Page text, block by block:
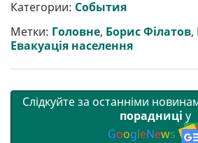
р
и
т
и
b
o
o
k
t
e
r
l
a
m
p
p
Категории: События
Метки: Головне, Борис Філатов,
Евакуація населення
Слідкуйте за останніми
порадниці у
GoogleNews